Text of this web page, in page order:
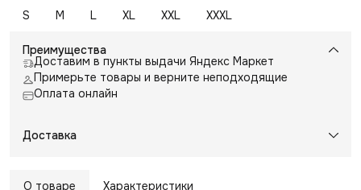
S
M L XL XXL XXXL
Преимущества
Доставим в пункты выдачи Яндекс Маркет
Примерьте товары и верните неподходящие
Оплата онлайн
Доставка
О товаре Характеристики